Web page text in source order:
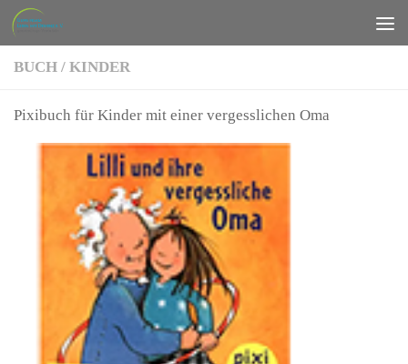
Zum Inhalt springen
BUCH / KINDER
Pixibuch für Kinder mit einer vergesslichen Oma